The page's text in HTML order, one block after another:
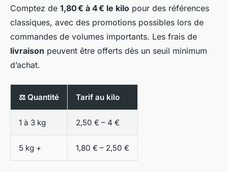
Comptez de 1,80 € à 4 € le kilo pour des références
classiques, avec des promotions possibles lors de
commandes de volumes importants. Les frais de
livraison peuvent être offerts dès un seuil minimum
d’achat.
⚖️ Quantité Tarif au kilo
1 à 3 kg 2,50 € – 4 €
5 kg + 1,80 € – 2,50 €